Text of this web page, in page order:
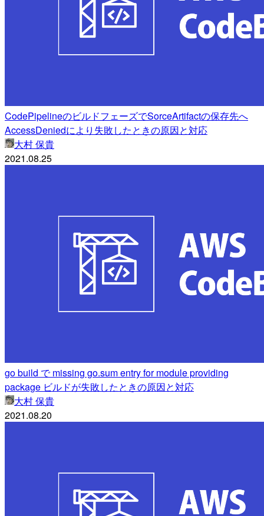
CodePipelineのビルドフェーズでSorceArtifactの保存先へ
AccessDeniedにより失敗したときの原因と対応
大村 保貴
2021.08.25
go build で missing go.sum entry for module providing
package ビルドが失敗したときの原因と対応
大村 保貴
2021.08.20